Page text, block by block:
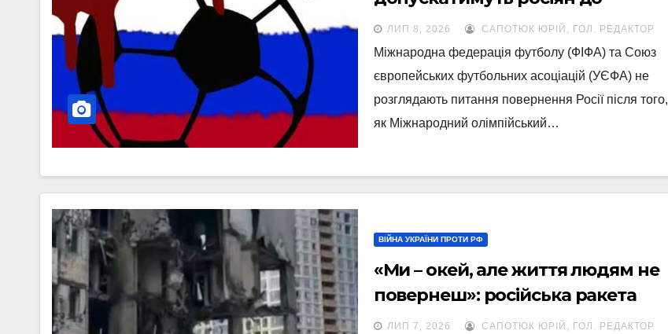
змагань після скандального
рішення МОК
ЛИП 8, 2026 САПОТЮК ЮРІЙ, ГОЛ. РЕДАКТОР
Міжнародна федерація футболу (ФІФА) та Союз
європейських футбольних асоціацій (УЄФА) не
розглядають питання повернення Росії після того,
як Міжнародний олімпійський…
ВІЙНА УКРАЇНИ ПРОТИ РФ
«Ми – окей, але життя людям не
повернеш»: російська ракета
понівечила будинок відомого
ЛИП 7, 2026 САПОТЮК ЮРІЙ, ГОЛ. РЕДАКТОР